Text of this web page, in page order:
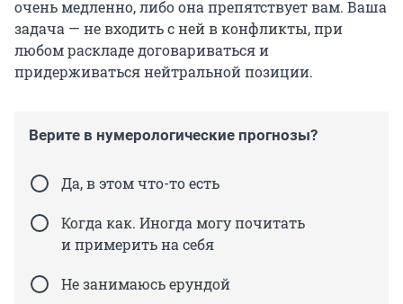
очень медленно, либо она препятствует вам. Ваша
задача — не входить с ней в конфликты, при
любом раскладе договариваться и
придерживаться нейтральной позиции.
Верите в нумерологические прогнозы?
Да, в этом что-то есть
Когда как. Иногда могу почитать
и примерить на себя
Не занимаюсь ерундой